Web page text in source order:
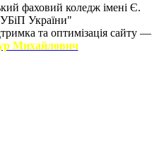
фаховий коледж імені Є.
України"
та оптимізація сайту —
Михайлович